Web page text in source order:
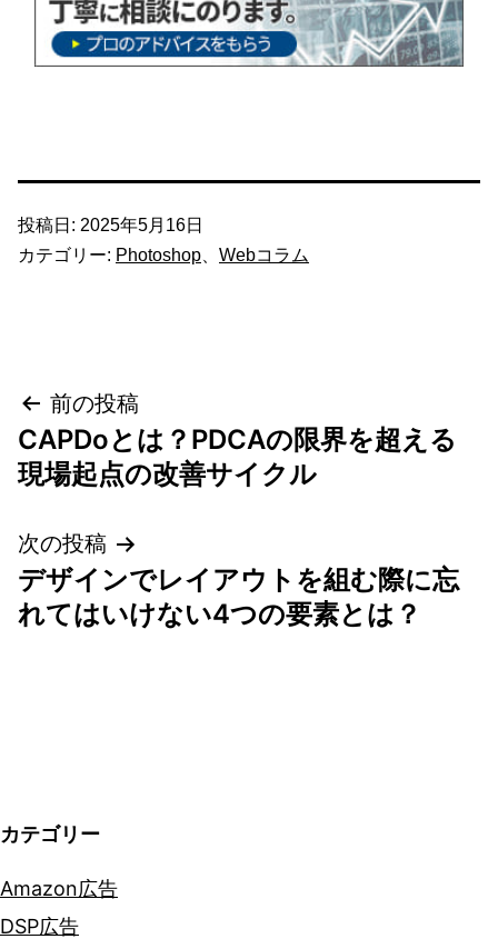
投稿日: 2025年5月16日
カテゴリー: Photoshop Webコラム
投
稿
ビ
ゲ
ン
前の投稿
CAPDoとは？PDCAの限界を超える
現場起点の改善サイクル
次の投稿
デザインでレイアウトを組む際に忘
れてはいけない4つの要素とは？
カテゴリー
Amazon広告
DSP広告